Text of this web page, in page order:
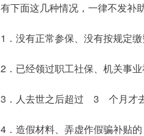
有下面这几种情况，一律不发补
1．没有正常参保、没有按规定缴
2．已经领过职工社保、机关事
3．人去世之后超过 3 个月才去
4．造假材料、弄虚作假骗补贴的